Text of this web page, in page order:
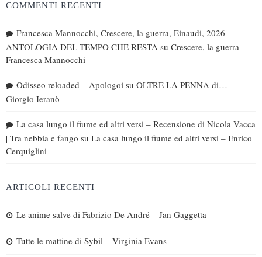
COMMENTI RECENTI
Francesca Mannocchi, Crescere, la guerra, Einaudi, 2026 –
ANTOLOGIA DEL TEMPO CHE RESTA su Crescere, la guerra –
Francesca Mannocchi
Odisseo reloaded – Apologoi su OLTRE LA PENNA di…
Giorgio Ieranò
La casa lungo il fiume ed altri versi – Recensione di Nicola Vacca
| Tra nebbia e fango su La casa lungo il fiume ed altri versi – Enrico
Cerquiglini
ARTICOLI RECENTI
Le anime salve di Fabrizio De André – Jan Gaggetta
Tutte le mattine di Sybil – Virginia Evans